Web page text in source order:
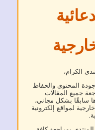
والحفاظ
مجاني،
إلكترونية